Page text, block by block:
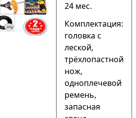
24 мес.
Комплектация:
головка с
леской,
трёхлопастной
нож,
одноплечевой
ремень,
запасная